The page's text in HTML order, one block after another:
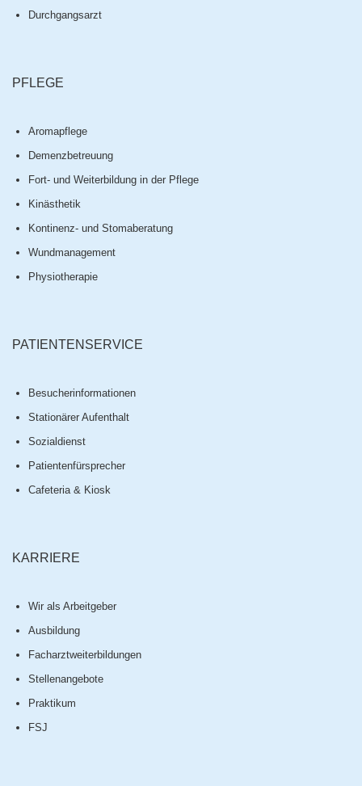
Durchgangsarzt
PFLEGE
Aromapflege
Demenzbetreuung
Fort- und Weiterbildung in der Pflege
Kinästhetik
Kontinenz- und Stomaberatung
Wundmanagement
Physiotherapie
PATIENTENSERVICE
Besucherinformationen
Stationärer Aufenthalt
Sozialdienst
Patientenfürsprecher
Cafeteria & Kiosk
KARRIERE
Wir als Arbeitgeber
Ausbildung
Facharztweiterbildungen
Stellenangebote
Praktikum
FSJ